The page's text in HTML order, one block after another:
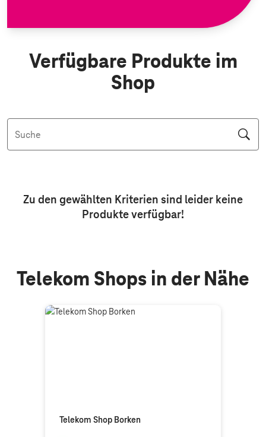
Verfügbare Produkte im
Shop
Suche
Zu den gewählten Kriterien sind leider keine
Produkteverfügbar!
Telekom Shops in der Nähe
Telekom Shop Borken